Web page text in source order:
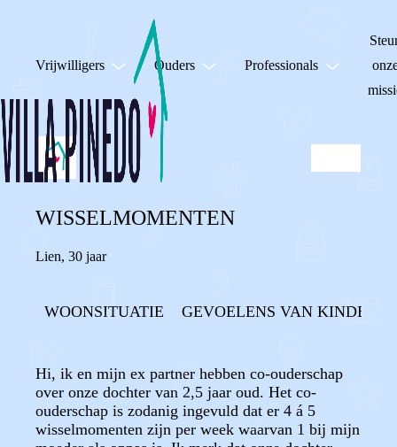
Vrijwilligers Ouders Professionals
WISSELMOMENTEN
Lien, 30 jaar
WOONSITUATIE GEVOELENS VAN
Hi, ik en mijn ex partner hebben co-ouderschap
over onze dochter van 2,5 jaar oud. Het co-
ouderschap is zodanig ingevuld dat er 4 á 5
wisselmomenten zijn per week waarvan 1 bij mijn